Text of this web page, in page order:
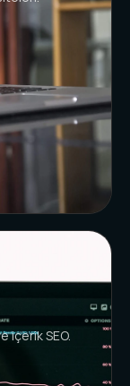
içerik SEO.